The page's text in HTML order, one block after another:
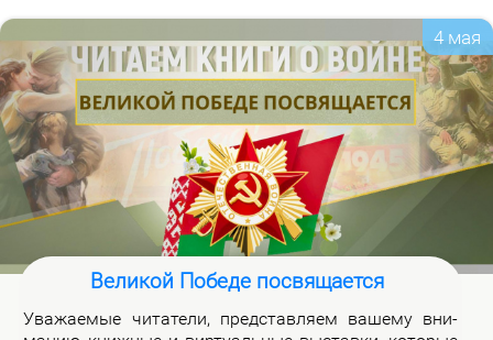
за­хват­чи­ков с тер­ри­то­рии Бе­ло­рус­сии.
4 мая
Великой Победе посвящается
Ува­жа­е­мые чи­та­те­ли, пред­став­ля­ем ва­ше­му вни­